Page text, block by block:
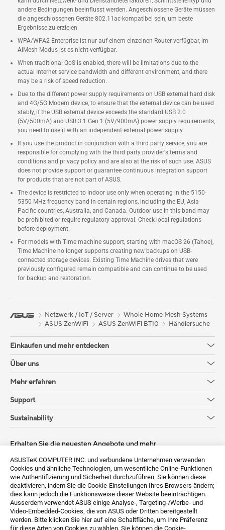
ASUSTeK COMPUTER INC. und verbundene Unternehmen verwenden
Cookies und ähnliche Technologien, um wesentliche Online-Funktionen
wie Authentifizierung und Sicherheit durchzuführen. Sie können diese
deaktivieren, indem Sie die Cookie-Einstellungen Ihres Browsers ändern;
dies kann jedoch die Funktionsweise dieser Website beeinträchtigen.
Ausserdem verwendet ASUS einige Analyse-, Targeting-/Werbe- und
Video-Embedded-Cookies, die von ASUS oder Dritten bereitgestellt
werden. Bitte klicken Sie hier auf eine Schaltfläche, um Ihre Präferenz
für diese Arten von Cookies zu wählen. Sie können die Cookie-
andere Bedingungen beeinflusst werden. Angeschlossene Geräte müssen
die angeschlossenen Geräte 802.11ac-kompatibel sein, um beste
Ergebnisse zu erzielen.
WPA/WPA2 Enterprise ist nur auf einem einzelnen Router verfügbar, im
AiMesh-Modus ist es nicht verfügbar.
When traditional QoS is enabled, there will be limitations due to the
actual Internet service bandwidth and different environment, and there
may be a risk of speed reduction.
Due to the different power supply requirements on USB external hard disk
and 4G/5G Modem device, to ensure that the external device can be used
stably, if the USB external device exceeds the standard USB 2.0
(5V/500mA) and USB 3.1 Gen 1 (5V/900mA) power supply requirements,
you need to use it with an independent external power supply.
If you use the product in conjunction with a third party service, you are
responsible for complying with the third party provider's terms and
conditions and privacy policy and are also at the risk of such use. ASUS
does not provide support or guarantee continuous integration support
for products that are not part of ASUS.
The device is restricted to indoor use only when operating in the 5150-
5350 MHz frequency band in certain regions, including the EU, Asia-
Pacific countries, Australia, and Canada. Outdoor use in this band may
be prohibited or require regulatory approval. Check local regulations
before deployment.
For models with Time machine support, starting with macOS 26 (Tahoe),
Time Machine no longer supports creating new backups on USB-
connected storage devices. Existing Time Machine drives that were
previously configured remain compatible and can continue to be used
for backup and restoration.
Netzwerk / IoT / Server
Whole Home Mesh Systems
ASUS ZenWiFi
ASUS ZenWiFi BT10 Händlersuche
Einkaufen und mehr entdecken
Über uns
Mehr erfahren
Support
Sustainability
Erhalten Sie die neuesten Angebote und mehr
Sign up